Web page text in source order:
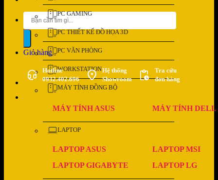
Tìm
kiếm:
Giỏ hàng
Hotline
0932.402.696
Hệ thống
Showroom
Tra cứu
đơn hàng
PC GAMING
PC THIẾT KẾ ĐỒ HỌA 3D
PC VĂN PHÒNG
WORKSTATION
MÁY TÍNH ĐỒNG BỘ
MÁY TÍNH ASUS MÁY TÍNH DELL
LAPTOP
LAPTOP ASUS
LAPTOP MSI
LAPTOP GIGABYTE
LAPTOP LG